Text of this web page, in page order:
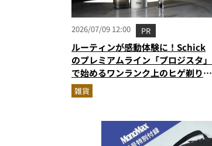
2026/07/09 12:00 PR
ルーティンが感動体験に！Schick
のプレミアムライン「プロジスタ」
で始めるワンランク上のヒゲ剃り習
慣
雑貨